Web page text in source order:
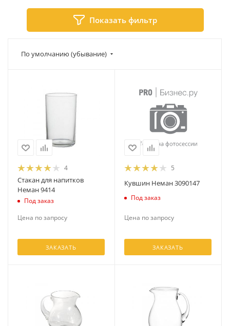
Показать фильтр
По умолчанию (убывание)
4
Стакан для напитков
Неман 9414
Под заказ
Цена по запросу
ЗАКАЗАТЬ
5
Кувшин Неман 3090147
Под заказ
Цена по запросу
ЗАКАЗАТЬ